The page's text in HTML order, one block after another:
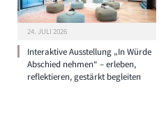
24. JULI 2026
Interaktive Ausstellung „In Würde
Abschied nehmen“ – erleben,
reflektieren, gestärkt begleiten